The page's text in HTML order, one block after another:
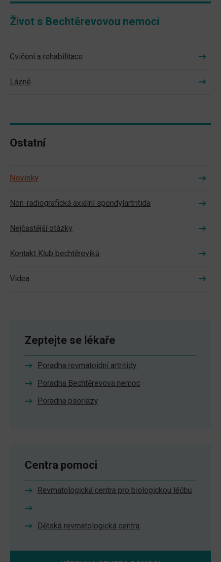
Život s Bechtěrevovou nemocí
Cvičení a rehabilitace
Lázně
Ostatní
Novinky
Non-radiografická axiální spondylartritida
Nejčastější otázky
Kontakt Klub bechtěreviků
Videa
Zeptejte se lékaře
Poradna revmatoidní artritidy
Poradna Bechtěrevova nemoc
Poradna psoriázy
Centra pomoci
Revmatologická centra pro biologickou léčbu
Dětská revmatologická centra